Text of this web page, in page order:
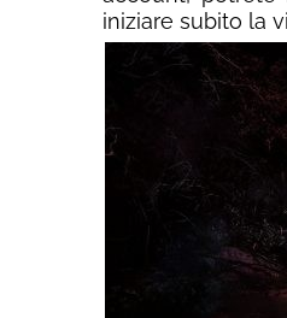
iniziare subito la